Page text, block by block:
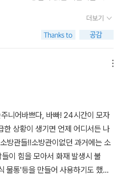
으로 나온다.오예! 어린이집에서 배
시가 바쁜 소방관들에게 장난전화
른 급한 상황에 늦어지는 경우가
것은 절대 절대 하지 않기!!화재가
소방안전교육, 소방대피훈련은 꼭
방관에게 감사의 마음 갖기!!!
요.경보 시스템도 없어서 종을 치
요.소방관이 따로 없었기 때문에
힘을 합쳐야 했어요.그 옛날에 비
안전과 편의까지 봐주시니 정말
하는 일을 하나하나 살펴보면서 많
한 모의 훈련부터 다양한 구조 훈
지럽고 무서울 것 같다는 그 곳을
력하는걸요.​실사로 자세하게 살펴
기 쉬웠던 것 같아요.외국책이다보
부분도 있는데그러한 부분은 따로
이해할 수 있었고요.​​​​도심 속 화재
더보기
니어바쁘다, 바빠! 24시간이 모자
상황이 생기면 언제 어디서든 나
방관들!!소방관이없던 과거에는 소
이 힘을 모아서 화재 발생시 불
물통'등을 만들어 사용하기도 했지